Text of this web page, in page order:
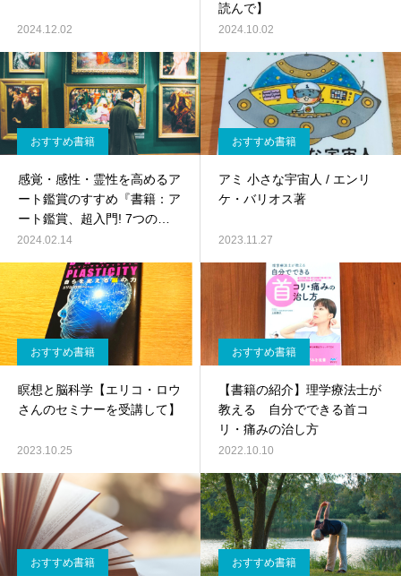
2024.12.02
読んで】
2024.10.02
おすすめ書籍
感覚・感性・霊性を高めるア
ート鑑賞のすすめ『書籍：ア
ート鑑賞、超入門! 7つの視
点』
2024.02.14
おすすめ書籍
アミ 小さな宇宙人 / エンリ
ケ・バリオス著
2023.11.27
おすすめ書籍
瞑想と脳科学【エリコ・ロウ
さんのセミナーを受講して】
2023.10.25
おすすめ書籍
【書籍の紹介】理学療法士が
教える 自分でできる首コ
リ・痛みの治し方
2022.10.10
おすすめ書籍 おすすめ書籍